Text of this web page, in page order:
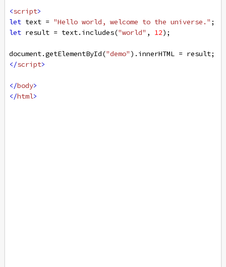
<script>
let text = "Hello world, welcome to the universe." ;
let result = text. includes("world" , 12);
document.getElementById("demo" ). innerHTML = result
</script>
</body>
</html>